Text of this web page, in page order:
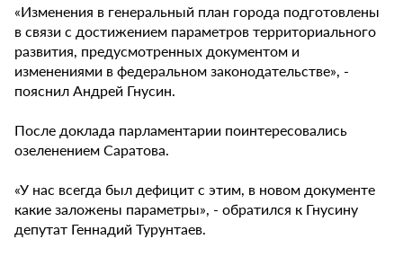
«Изменения в генеральный план города подготовлены
в связи с достижением параметров территориального
развития, предусмотренных документом и
изменениями в федеральном законодательстве», -
пояснил Андрей Гнусин.
После доклада парламентарии поинтересовались
озеленением Саратова.
«У нас всегда был дефицит с этим, в новом документе
какие заложены параметры», - обратился к Гнусину
депутат Геннадий Турунтаев.